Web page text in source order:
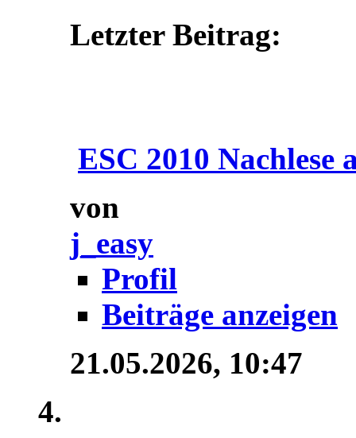
Letzter Beitrag:
ESC 2010 Nachlese
von
j_easy
Profil
Beiträge anzeigen
21.05.2026, 10:47